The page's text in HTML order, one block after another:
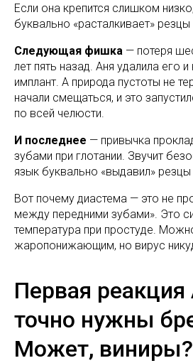
Если она крепится слишком
буквально «расталкивает»
Следующая фишка — потеря
лет пять назад. Аня удалила его
имплант. А природа пустоты не
начали смещаться, и это
по всей челюсти.
И последнее — привычка
зубами при глотании. Звучит
язык буквально «выдавил»
Вот почему диастема — это не
между передними зубами». Это
температура при простуде.
жаропонижающим, но вирус
Первая
точно нужны
Может,